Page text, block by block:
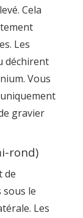
Cela
Les
déchirent
Vous
gravier
rond)
de
le
Les